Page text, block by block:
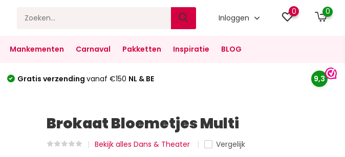
Inloggen
0 0
Mankementen Carnaval Pakketten Inspiratie BLOG
Gratis verzending vanaf €150 NL & BE 9,3
Brokaat Bloemetjes Multi
Bekijk alles Dans & Theater Vergelijk